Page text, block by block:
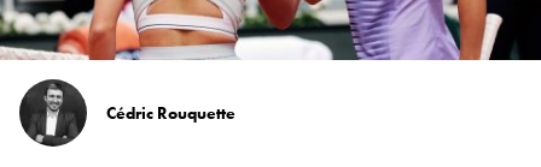
Cédric Rouquette